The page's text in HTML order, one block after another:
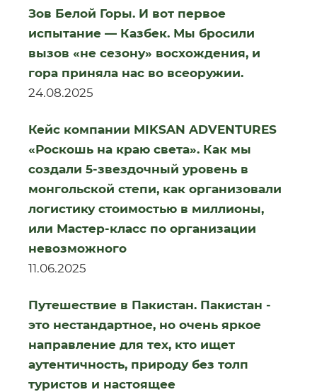
24.08.2025
Зов Белой Горы. И вот первое
испытание — Казбек. Мы бросили
вызов «не сезону» восхождения, и
гора приняла нас во всеоружии.
11.06.2025
Кейс компании MIKSAN ADVENTURES
«Роскошь на краю света». Как мы
создали 5-звездочный уровень в
монгольской степи, как организовали
логистику стоимостью в миллионы,
или Мастер-класс по организации
невозможного
Путешествие в Пакистан. Пакистан -
это нестандартное, но очень яркое
направление для тех, кто ищет
аутентичность, природу без толп
туристов и настоящее